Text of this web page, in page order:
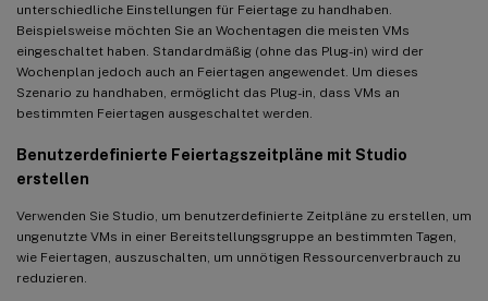
unterschiedliche Einstellungen für Feiertage zu handhaben.
Beispielsweise möchten Sie an Wochentagen die meisten VMs
eingeschaltet haben. Standardmäßig (ohne das Plug-in) wird der
Wochenplan jedoch auch an Feiertagen angewendet. Um dieses
Szenario zu handhaben, ermöglicht das Plug-in, dass VMs an
bestimmten Feiertagen ausgeschaltet werden.
Benutzerdefinierte Feiertagszeitpläne mit Studio
erstellen
Verwenden Sie Studio, um benutzerdefinierte Zeitpläne zu erstellen, um
ungenutzte VMs in einer Bereitstellungsgruppe an bestimmten Tagen,
wie Feiertagen, auszuschalten, um unnötigen Ressourcenverbrauch zu
reduzieren.